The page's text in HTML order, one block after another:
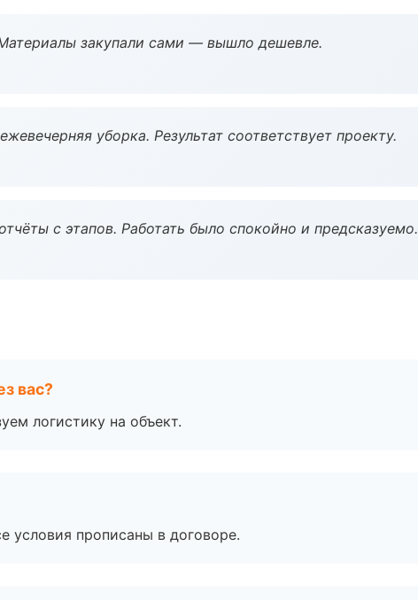
закупали сами — вышло дешевле.
уборка. Результат соответствует проекту.
с этапов. Работать было спокойно и предсказуемо.
вас?
логистику на объект.
прописаны в договоре.